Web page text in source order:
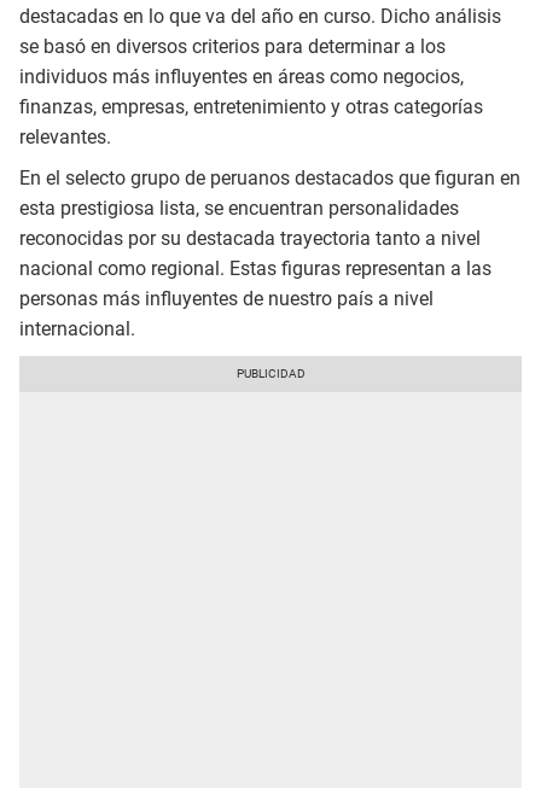
destacadas en lo que va del año en curso. Dicho análisis
se basó en diversos criterios para determinar a los
individuos más influyentes en áreas como negocios,
finanzas, empresas, entretenimiento y otras categorías
relevantes.
En el selecto grupo de peruanos destacados que figuran en
esta prestigiosa lista, se encuentran personalidades
reconocidas por su destacada trayectoria tanto a nivel
nacional como regional. Estas figuras representan a las
personas más influyentes de nuestro país a nivel
internacional.